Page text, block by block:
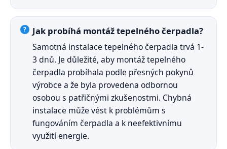
Jak probíhá montáž tepelného čerpadla?
Samotná instalace tepelného čerpadla trvá 1-
3 dnů. Je důležité, aby montáž tepelného
čerpadla probíhala podle přesných pokynů
výrobce a že byla provedena odbornou
osobou s patřičnými zkušenostmi. Chybná
instalace může vést k problémům s
fungováním čerpadla a k neefektivnímu
využití energie.